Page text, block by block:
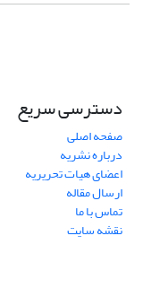
دسترسی سریع
صفحه اصلی
درباره نشریه
اعضای هیات تحریریه
ارسال مقاله
تماس با ما
نقشه سایت